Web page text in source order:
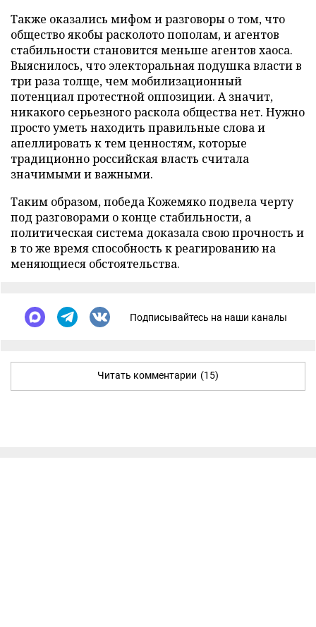
Также оказались мифом и разговоры о том, что
общество якобы расколото пополам, и агентов
стабильности становится меньше агентов хаоса.
Выяснилось, что электоральная подушка власти в
три раза толще, чем мобилизационный
потенциал протестной оппозиции. А значит,
никакого серьезного раскола общества нет. Нужно
просто уметь находить правильные слова и
апеллировать к тем ценностям, которые
традиционно российская власть считала
значимыми и важными.
Таким образом, победа Кожемяко подвела черту
под разговорами о конце стабильности, а
политическая система доказала свою прочность и
в то же время способность к реагированию на
меняющиеся обстоятельства.
Подписывайтесь на наши каналы
Читать комментарии (15)